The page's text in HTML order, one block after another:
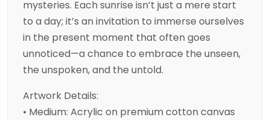
mysteries. Each sunrise isn’t just a mere start
to a day; it’s an invitation to immerse ourselves
in the present moment that often goes
unnoticed—a chance to embrace the unseen,
the unspoken, and the untold.
Artwork Details:
• Medium: Acrylic on premium cotton canvas